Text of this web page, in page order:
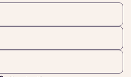
une maison économique et
norme RE2020. Donner vie
sur-mesure !
:
située dans le département
proche de la frontière
à la Belgique, ainsi qu'à